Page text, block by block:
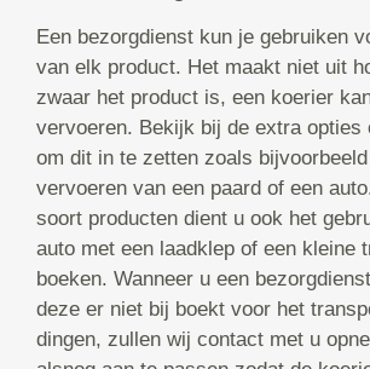
Een bezorgdienst kun je gebruiken
van elk product. Het maakt niet uit
zwaar het product is, een koerier
vervoeren. Bekijk bij de extra opties
om dit in te zetten zoals
vervoeren van een paard of een
soort producten dient u ook het
auto met een laadklep of een kleine
boeken. Wanneer u een
deze er niet bij boekt voor het
dingen, zullen wij contact met u